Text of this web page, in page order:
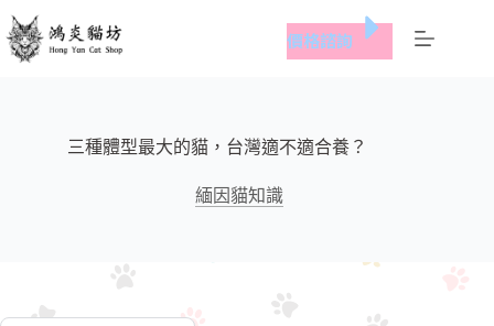
跳
至
價格諮詢
三種體型最大的貓，台灣適不適合養？
緬因貓知識